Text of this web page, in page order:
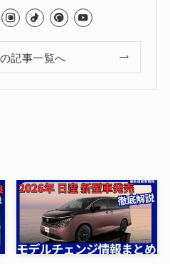
記事一覧へ